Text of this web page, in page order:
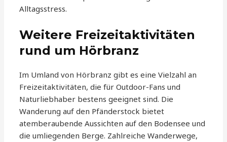
Alltagsstress.
Weitere Freizeitaktivitäten
rund um Hörbranz
Im Umland von Hörbranz gibt es eine Vielzahl an
Freizeitaktivitäten, die für Outdoor-Fans und
Naturliebhaber bestens geeignet sind. Die
Wanderung auf den Pfänderstock bietet
atemberaubende Aussichten auf den Bodensee und
die umliegenden Berge. Zahlreiche Wanderwege,